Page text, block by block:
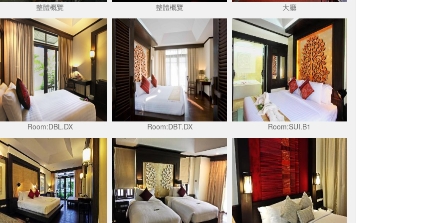
整體概覽 整體概覽 大廳
Room:DBL.DX Room:DBT.DX Room:SUI.B1